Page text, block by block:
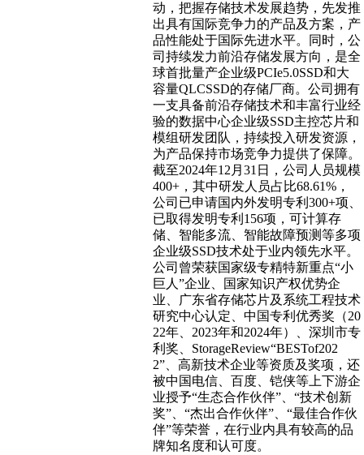
动，把握存储技术发展趋势，先发推
出具有国际竞争力的产品及方案，产
品性能处于国际先进水平。同时，公
司持续发力前沿存储发展方向，是全
球首批量产企业级PCIe5.0SSD和大
容量QLCSSD的存储厂商。公司拥有
一支具备前沿存储技术和丰富行业经
验的数据中心企业级SSD主控芯片和
模组研发团队，持续投入研发资源，
为产品保持市场竞争力提供了保障。
截至2024年12月31日，公司人员规模
400+，其中研发人员占比68.61%，
公司已申请国内外发明专利300+项、
已取得发明专利156项，可计算存
储、智能多流、智能故障预测等多项
企业级SSD技术处于业内领先水平。
公司曾荣获国家级专精特新重点“小
巨人”企业、国家知识产权优势企
业、广东省存储芯片及系统工程技术
研究中心认定、中国专利优秀奖（20
22年、2023年和2024年）、深圳市专
利奖、StorageReview“BESTof202
2”、高新技术企业等资质及奖项，还
被中国电信、百度、铠侠等上下游企
业授予“生态合作伙伴”、“技术创新
奖”、“杰出合作伙伴”、“最佳合作伙
伴”等荣誉，在行业内具有较高的品
牌知名度和认可度。